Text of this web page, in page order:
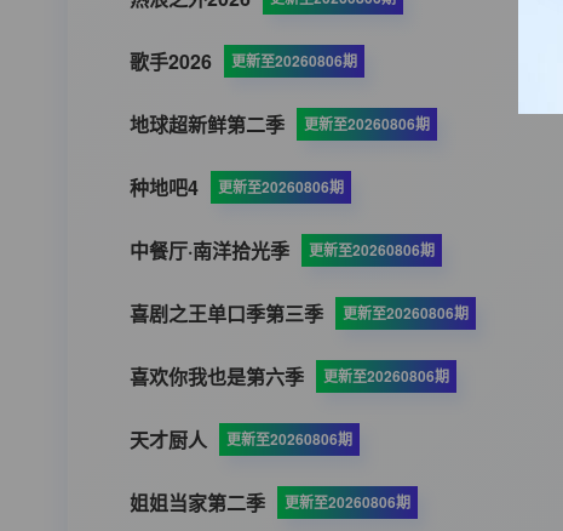
歌手2026 更新至20260806期
地球超新鲜第二季 更新至20260806期
种地吧4 更新至20260806期
中餐厅·南洋拾光季 更新至20260806期
喜剧之王单口季第三季 更新至20260806期
喜欢你我也是第六季 更新至20260806期
天才厨人 更新至20260806期
姐姐当家第二季 更新至20260806期